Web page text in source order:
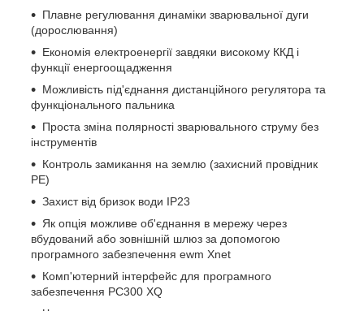
Плавне регулювання динаміки зварювальної дуги
(дорослювання)
Економія електроенергії завдяки високому ККД і
функції енергоощадження
Можливість під'єднання дистанційного регулятора та
функціонального пальника
Проста зміна полярності зварювального струму без
інструментів
Контроль замикання на землю (захисний провідник
PE)
Захист від бризок води IP23
Як опція можливе об'єднання в мережу через
вбудований або зовнішній шлюз за допомогою
програмного забезпечення ewm Xnet
Комп'ютерний інтерфейс для програмного
забезпечення PC300 XQ